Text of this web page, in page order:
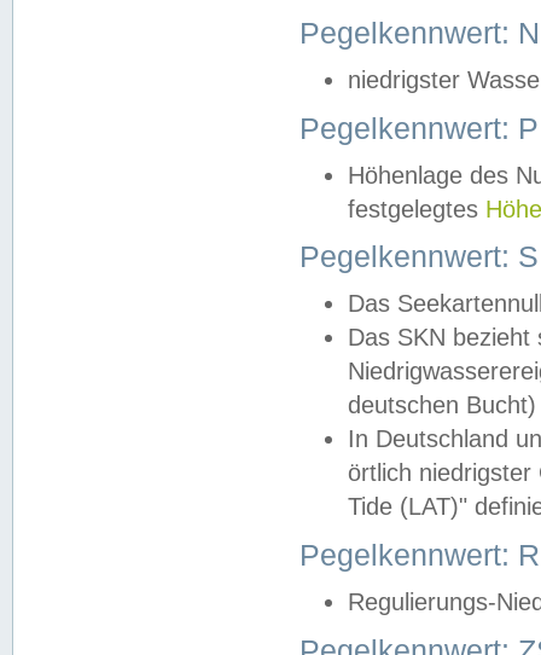
Pegelkennwert:
niedrigster
Pegelkennwert:
Höhenlage des
festgelegtes
Pegelkennwert:
Das
Das SKN
deutschen
In Deutschland
örtlich
Tide (LAT)"
Pegelkennwert:
Regulierungs-